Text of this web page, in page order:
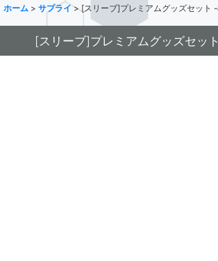
ホーム > サプライ > [スリーブ]プレミアムグッズセット
[スリーブ]プレミアムグッズセッ